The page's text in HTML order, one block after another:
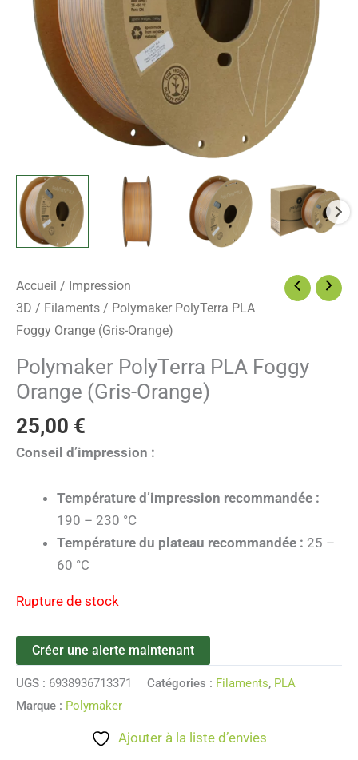
Accueil / Impression
3D / Filaments / Polymaker PolyTerra PLA
Foggy Orange (Gris-Orange)
Polymaker PolyTerra PLA Foggy
Orange (Gris-Orange)
25,00 €
Conseil d’impression :
Température d’impression recommandée :
190 – 230 °C
Température du plateau recommandée : 25 –
60 °C
Rupture de stock
Créer une alerte maintenant
UGS : 6938936713371 Catégories : Filaments, PLA
Marque : Polymaker
Ajouter à la liste d’envies